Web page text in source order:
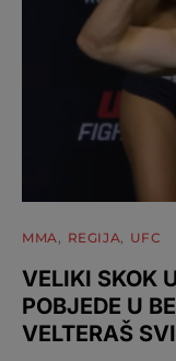
MMA REGIJA UFC
VELIKI SKOK
POBJEDE U
VELTERAŠ